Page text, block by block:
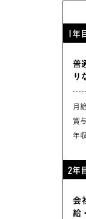
1年
普
り
月
賞
年
2年
会
給